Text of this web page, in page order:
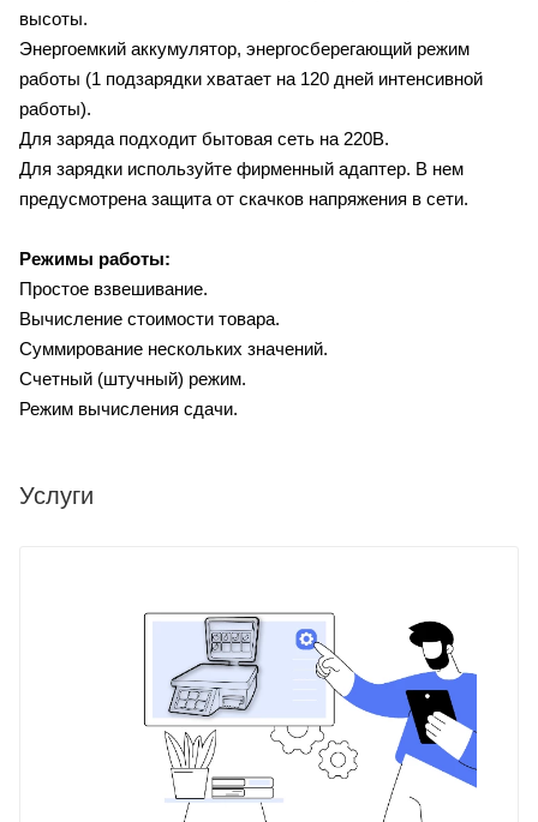
высоты.
Энергоемкий аккумулятор, энергосберегающий режим
работы (1 подзарядки хватает на 120 дней интенсивной
работы).
Для заряда подходит бытовая сеть на 220В.
Для зарядки используйте фирменный адаптер. В нем
предусмотрена защита от скачков напряжения в сети.
Режимы работы:
Простое взвешивание.
Вычисление стоимости товара.
Суммирование нескольких значений.
Счетный (штучный) режим.
Режим вычисления сдачи.
Услуги